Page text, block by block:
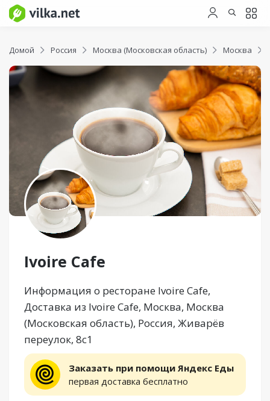
Домой Россия Москва (Московская область) Москва
Ivoire Cafe
Информация о ресторане Ivoire Cafe,
Доставка из Ivoire Cafe, Москва, Москва
(Московская область), Россия, Живарёв
переулок, 8с1
Заказать при помощи Яндекс Еды
первая доставка бесплатно